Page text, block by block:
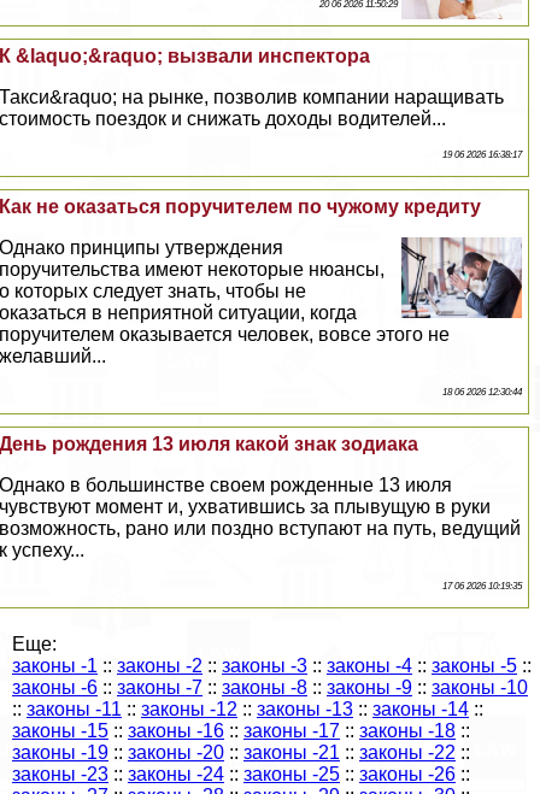
20 06 2026 11:50:29
К &laquo;&raquo; вызвали инспектора
Такси&raquo; на рынке, позволив компании наращивать
стоимость поездок и снижать доходы водителей...
19 06 2026 16:38:17
Как не оказаться поручителем по чужому кредиту
Однако принципы утверждения
поручительства имеют некоторые нюансы,
о которых следует знать, чтобы не
оказаться в неприятной ситуации, когда
поручителем оказывается человек, вовсе этого не
желавший...
18 06 2026 12:30:44
День рождения 13 июля какой знак зодиака
Однако в большинстве своем рожденные 13 июля
чувствуют момент и, ухватившись за плывущую в руки
возможность, рано или поздно вступают на путь, ведущий
к успеху...
17 06 2026 10:19:35
Еще:
законы -1 :: законы -2 :: законы -3 :: законы -4 :: законы -5 ::
законы -6 :: законы -7 :: законы -8 :: законы -9 :: законы -10
:: законы -11 :: законы -12 :: законы -13 :: законы -14 ::
законы -15 :: законы -16 :: законы -17 :: законы -18 ::
законы -19 :: законы -20 :: законы -21 :: законы -22 ::
законы -23 :: законы -24 :: законы -25 :: законы -26 ::